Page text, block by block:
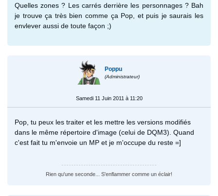
Quelles zones ? Les carrés derrière les personnages ? Bah
je trouve ça très bien comme ça Pop, et puis je saurais les
envlever aussi de toute façon ;)
Poppu
(Administrateur)
Samedi 11 Juin 2011 à 11:20
Pop, tu peux les traiter et les mettre les versions modifiés
dans le même répertoire d'image (celui de DQM3). Quand
c'est fait tu m'envoie un MP et je m'occupe du reste =]
Rien qu'une seconde... S'enflammer comme un éclair!